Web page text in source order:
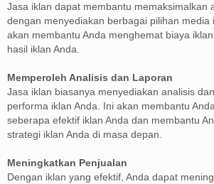
Jasa iklan dapat membantu memaksimalkan
dengan menyediakan berbagai pilihan media
akan membantu Anda menghemat biaya
hasil iklan Anda.
Memperoleh Analisis dan Laporan
Jasa iklan biasanya menyediakan analisis
performa iklan Anda. Ini akan membantu
seberapa efektif iklan Anda dan membantu
strategi iklan Anda di masa depan.
Meningkatkan Penjualan
Dengan iklan yang efektif, Anda dapat